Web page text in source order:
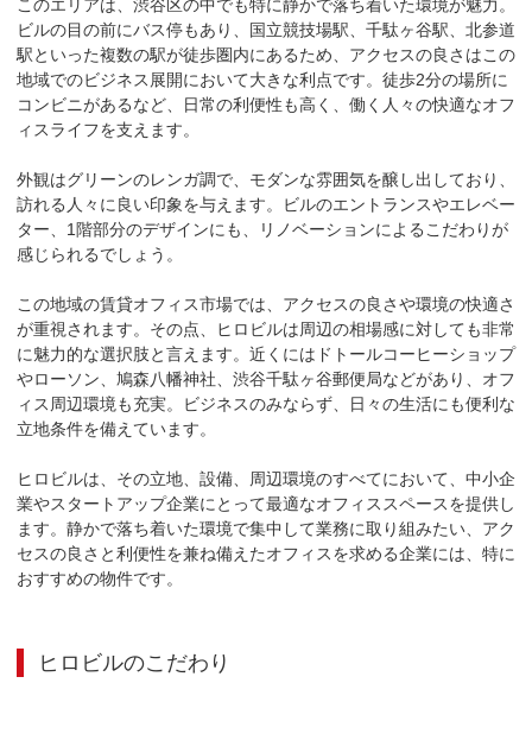
このエリアは、渋谷区の中でも特に静かで落ち着いた環境が魅力。
ビルの目の前にバス停もあり、国立競技場駅、千駄ヶ谷駅、北参道
駅といった複数の駅が徒歩圏内にあるため、アクセスの良さはこの
地域でのビジネス展開において大きな利点です。徒歩2分の場所に
コンビニがあるなど、日常の利便性も高く、働く人々の快適なオフ
ィスライフを支えます。
外観はグリーンのレンガ調で、モダンな雰囲気を醸し出しており、
訪れる人々に良い印象を与えます。ビルのエントランスやエレベー
ター、1階部分のデザインにも、リノベーションによるこだわりが
感じられるでしょう。
この地域の賃貸オフィス市場では、アクセスの良さや環境の快適さ
が重視されます。その点、ヒロビルは周辺の相場感に対しても非常
に魅力的な選択肢と言えます。近くにはドトールコーヒーショップ
やローソン、鳩森八幡神社、渋谷千駄ヶ谷郵便局などがあり、オフ
ィス周辺環境も充実。ビジネスのみならず、日々の生活にも便利な
立地条件を備えています。
ヒロビルは、その立地、設備、周辺環境のすべてにおいて、中小企
業やスタートアップ企業にとって最適なオフィススペースを提供し
ます。静かで落ち着いた環境で集中して業務に取り組みたい、アク
セスの良さと利便性を兼ね備えたオフィスを求める企業には、特に
おすすめの物件です。
ヒロビルのこだわり